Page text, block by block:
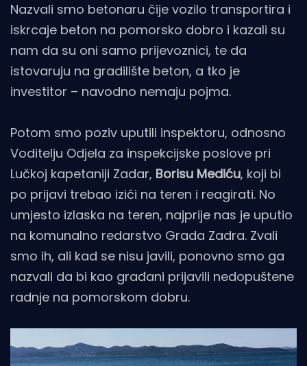
Nazvali smo betonaru čije vozilo transportira i
iskrcaje beton na pomorsko dobro i kazali su
nam da su oni samo prijevoznici, te da
istovaruju na gradilište beton, a tko je
investitor – navodno nemaju pojma.
Potom smo poziv uputili inspektoru, odnosno
Voditelju Odjela za inspekcijske poslove pri
Lučkoj kapetaniji Zadar, Borisu Mediću, koji bi
po prijavi trebao izići na teren i reagirati. No
umjesto izlaska na teren, najprije nas je uputio
na komunalno redarstvo Grada Zadra. Zvali
smo ih, ali kad se nisu javili, ponovno smo ga
nazvali da bi kao građani prijavili nedopuštene
radnje na pomorskom dobru.